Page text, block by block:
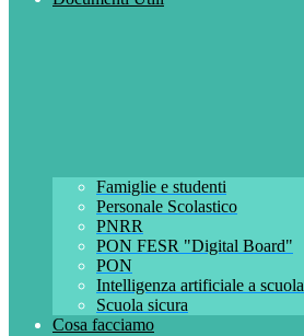
Famiglie e studenti
Personale Scolastico
PNRR
PON FESR "Digital Board"
PON
Intelligenza artificiale a scuola
Scuola sicura
Cosa facciamo